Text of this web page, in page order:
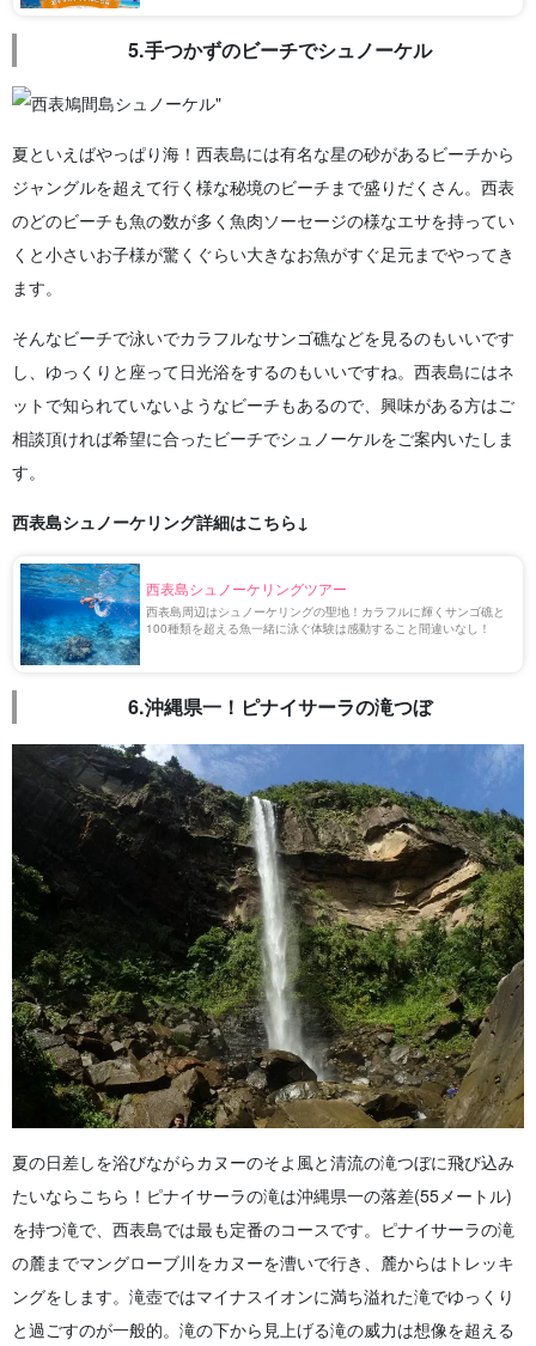
5.手つかずのビーチでシュノーケル
夏といえばやっぱり海！西表島には有名な星の砂があるビーチから
ジャングルを超えて行く様な秘境のビーチまで盛りだくさん。 西表
のどのビーチも魚の数が多く魚肉ソーセージの様なエサを持ってい
くと小さいお子様が驚くぐらい大きなお魚がすぐ足元までやってき
ます。
そんなビーチで泳いでカラフルなサンゴ礁などを見るのもいいです
し、ゆっくりと座って日光浴をするのもいいですね。西表島にはネ
ットで知られていないようなビーチもあるので、興味がある方はご
相談頂ければ希望に合ったビーチでシュノーケルをご案内いたしま
す。
西表島シュノーケリング詳細はこちら↓
西表島シュノーケリングツアー
西表島周辺はシュノーケリングの聖地！カラフルに輝くサンゴ礁と
100種類を超える魚一緒に泳ぐ体験は感動すること間違いなし！
6.沖縄県一！ピナイサーラの滝つぼ
夏の日差しを浴びながらカヌーのそよ風と清流の滝つぼに飛び込み
たいならこちら！ ピナイサーラの滝は沖縄県一の落差(55メートル)
を持つ滝で、西表島では最も定番のコースです。 ピナイサーラの滝
の麓までマングローブ川をカヌーを漕いで行き、麓からはトレッキ
ングをします。滝壺ではマイナスイオンに満ち溢れた滝でゆっくり
と過ごすのが一般的。滝の下から見上げる滝の威力は想像を超える